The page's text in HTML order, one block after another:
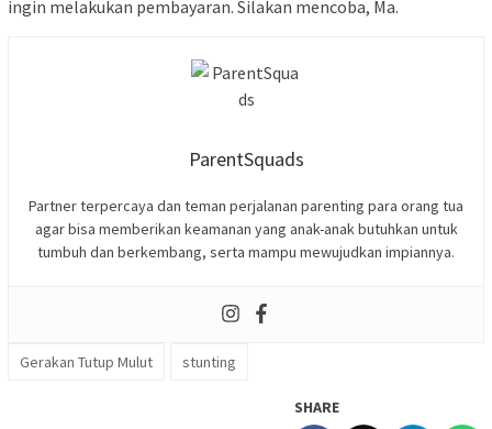
ingin melakukan pembayaran. Silakan mencoba, Ma.
ParentSquads
Partner terpercaya dan teman perjalanan parenting para orang tua
agar bisa memberikan keamanan yang anak-anak butuhkan untuk
tumbuh dan berkembang, serta mampu mewujudkan impiannya.
Gerakan Tutup Mulut stunting
SHARE